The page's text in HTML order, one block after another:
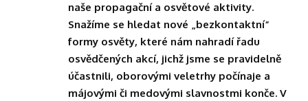
naše propagační a osvětové aktivity.
Snažíme se hledat nové „bezkontaktní“
formy osvěty, které nám nahradí řadu
osvědčených akcí, jichž jsme se pravidelně
účastnili, oborovými veletrhy počínaje a
májovými či medovými slavnostmi konče. V